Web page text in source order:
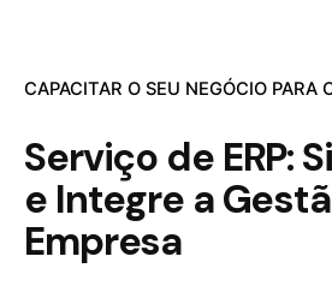
CAPACITAR O SEU NEGÓCIO PARA
Serviço de ERP:
e Integre a
Empresa